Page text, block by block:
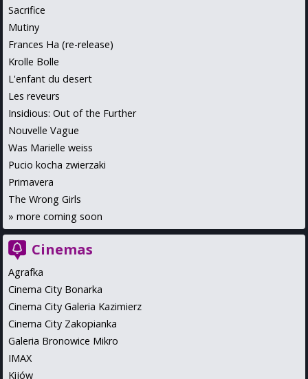
Sacrifice
Mutiny
Frances Ha (re-release)
Krolle Bolle
L'enfant du desert
Les reveurs
Insidious: Out of the Further
Nouvelle Vague
Was Marielle weiss
Pucio kocha zwierzaki
Primavera
The Wrong Girls
» more coming soon
Cinemas
Agrafka
Cinema City Bonarka
Cinema City Galeria Kazimierz
Cinema City Zakopianka
Galeria Bronowice Mikro
IMAX
Kijów